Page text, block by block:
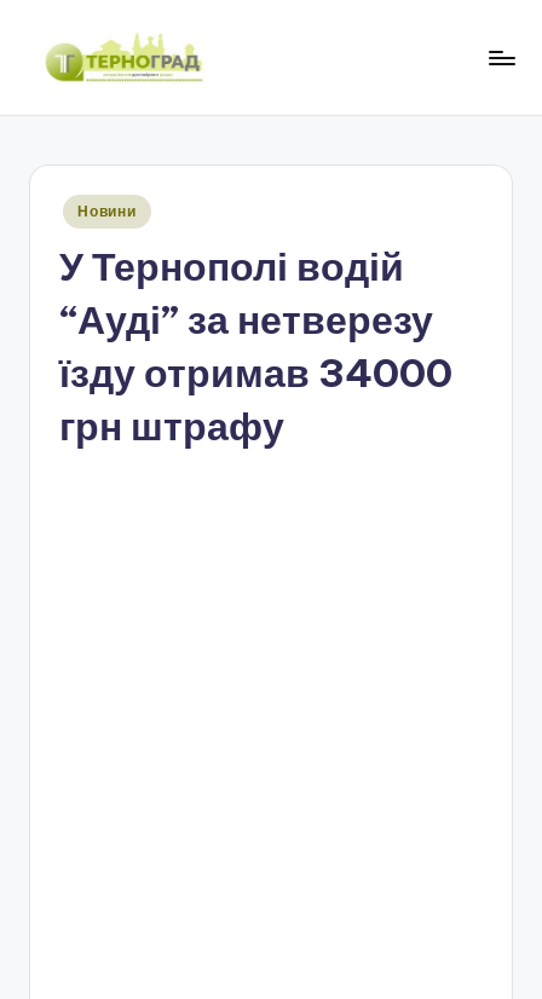
Перейти
Опубліковано
Новини
У Тернополі водій
“Ауді” за нетверезу
їзду отримав 34000
грн штрафу